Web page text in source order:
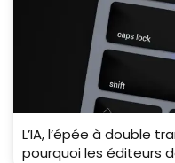
L’IA, l’épée à double
pourquoi les éditeurs